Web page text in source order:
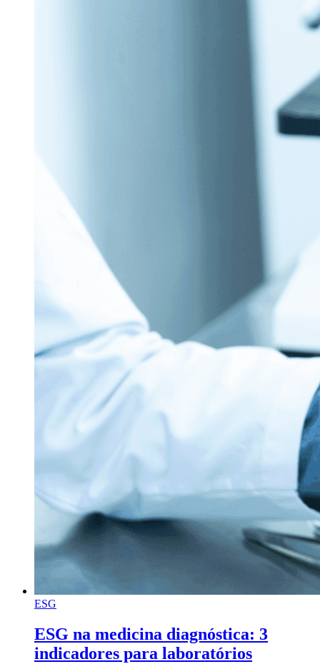
ESG
ESG na medicina diagnóstica: 3
indicadores para laboratórios